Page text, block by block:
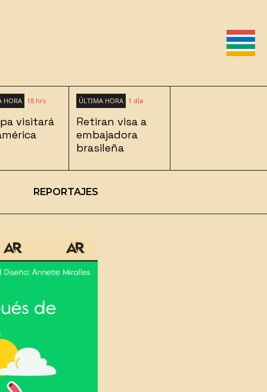
HORA 18 hrs
visitará
ÚLTIMA HORA 1 día
Retiran visa a
embajadora
brasileña
REPORTAJES